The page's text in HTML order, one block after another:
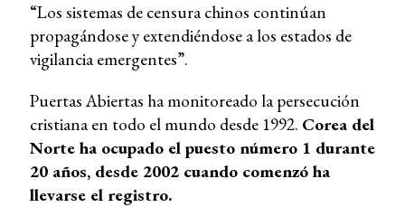
“Los sistemas de censura chinos continúan
propagándose y extendiéndose a los estados de
vigilancia emergentes”.
Puertas Abiertas ha monitoreado la persecución
cristiana en todo el mundo desde 1992. Corea del
Norte ha ocupado el puesto número 1 durante
20 años, desde 2002 cuando comenzó ha
llevarse el registro.